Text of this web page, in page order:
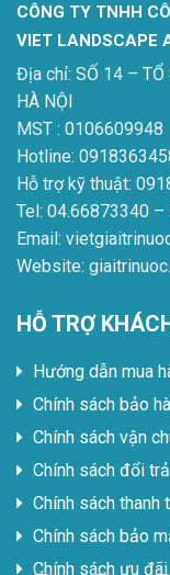
CÔNG TY TNHH
VIET LANDSCAPE
Địa chỉ: SỐ 14 –
HÀ NỘI
MST : 0106609948
Hotline:
Hỗ trợ kỹ thuật:
Tel: 04.66873340
Email:
Website:
HỖ TRỢ
Hướng dẫn mua
Chính sách bảo
Chính sách vận
Chính sách đổi
Chính sách thanh
Chính sách bảo
Chính sách ưu đãi